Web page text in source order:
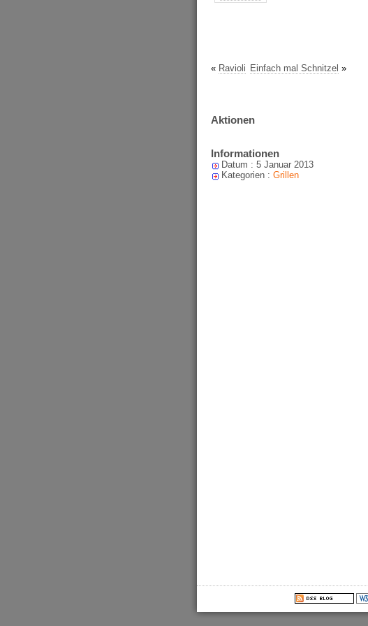
« Ravioli Einfach mal Schnitzel »
Aktionen
Informationen
Datum : 5 Januar 2013
Kategorien : Grillen